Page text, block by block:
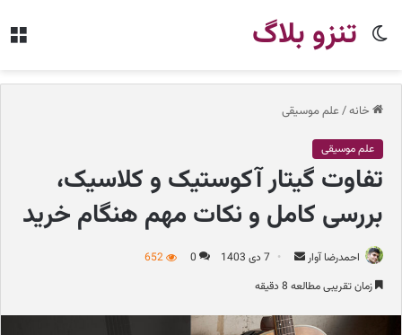
تنزو بلاگ
تغییر
خانه/ علم موسیقی
علم موسیقی
تفاوت گیتار آکوستیک و کلاسیک،
بررسی کامل و نکات مهم هنگام خرید
احمدرضا آوار
ا
7 دی 1403 0
652
زمان تقریبی مطالعه 8 دقیقه